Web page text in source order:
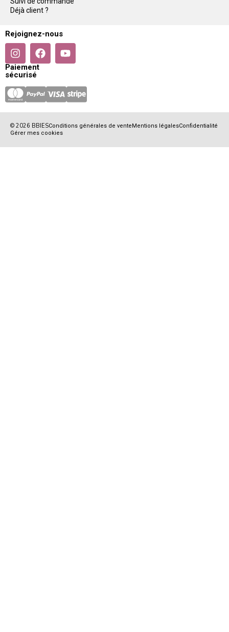
Déjà client ?
Rejoignez-nous
Paiement
sécurisé
© 2026 BBIESConditions générales de venteMentions légalesConfidentialité
Gérer mes cookies